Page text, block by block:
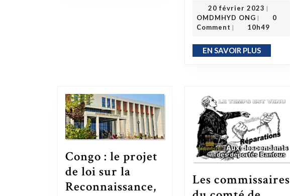
20 février 2023 20 février 2023
|
OMDMHYD ONG
OMDMHYD ONG
|
0
Comment | 10h49
EN SAVOIR PLUSEN SAVOIR PLUS
Congo : le projet
de loi sur la
Reconnaissance,
Les commissaires